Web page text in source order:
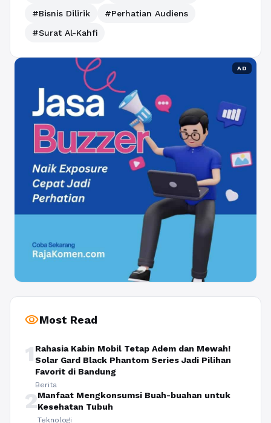
#Bisnis Dilirik
#Perhatian Audiens
#Surat Al-Kahfi
AD
visibilityMost Read
1 Rahasia Kabin Mobil Tetap Adem dan Mewah!
Solar Gard Black Phantom Series Jadi Pilihan
Favorit di Bandung
Berita
2Manfaat Mengkonsumsi Buah-buahan untuk
Kesehatan Tubuh
Teknologi